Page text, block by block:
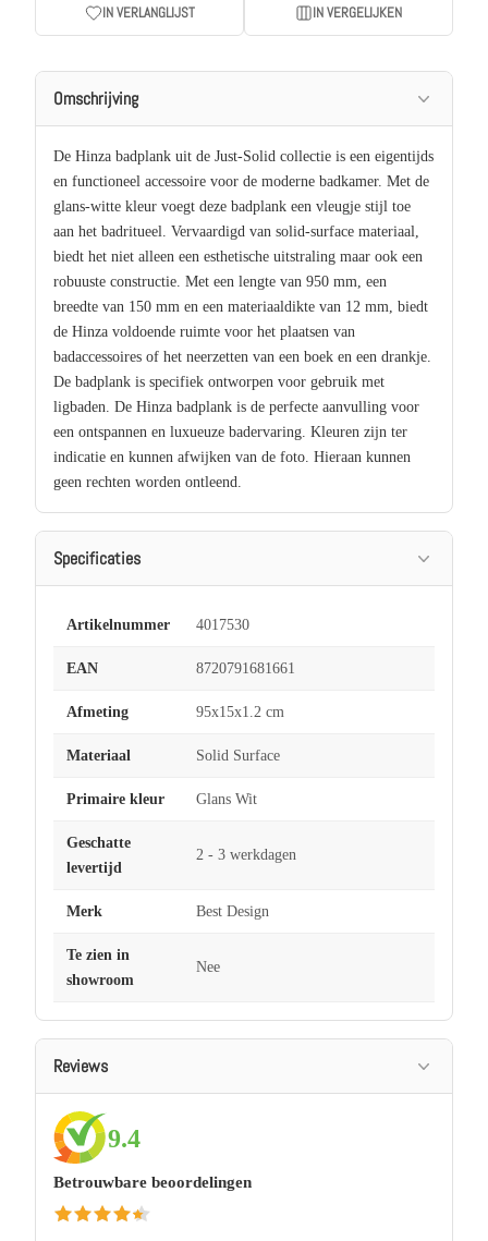
IN VERLANGLIJST IN VERGELIJKEN
Omschrijving
De Hinza badplank uit de Just-Solid collectie is een eigentijds
en functioneel accessoire voor de moderne badkamer. Met de
glans-witte kleur voegt deze badplank een vleugje stijl toe
aan het badritueel. Vervaardigd van solid-surface materiaal,
biedt het niet alleen een esthetische uitstraling maar ook een
robuuste constructie. Met een lengte van 950 mm, een
breedte van 150 mm en een materiaaldikte van 12 mm, biedt
de Hinza voldoende ruimte voor het plaatsen van
badaccessoires of het neerzetten van een boek en een drankje.
De badplank is specifiek ontworpen voor gebruik met
ligbaden. De Hinza badplank is de perfecte aanvulling voor
een ontspannen en luxueuze badervaring. Kleuren zijn ter
indicatie en kunnen afwijken van de foto. Hieraan kunnen
geen rechten worden ontleend.
Specificaties
Artikelnummer 4017530
EAN 8720791681661
Afmeting 95x15x1.2 cm
Materiaal Solid Surface
Primaire kleur Glans Wit
Geschatte
levertijd
2 - 3 werkdagen
Merk Best Design
Te zien in
showroom
Nee
Reviews
9.4
Betrouwbare beoordelingen